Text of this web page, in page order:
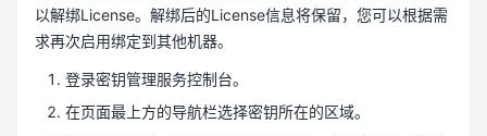
以解绑License。解绑后的License信息将保留，您可以根据需
求再次启用绑定到其他机器。
登录密钥管理服务控制台。
在页面最上方的导航栏选择密钥所在的区域。